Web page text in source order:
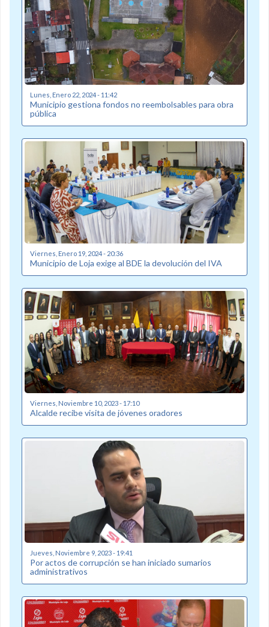
Lunes, Enero 22, 2024 - 11:42
Municipio gestiona fondos no reembolsables para obra
pública
Viernes, Enero 19, 2024 - 20:36
Municipio de Loja exige al BDE la devolución del IVA
Viernes, Noviembre 10, 2023 - 17:10
Alcalde recibe visita de jóvenes oradores
Jueves, Noviembre 9, 2023 - 19:41
Por actos de corrupción se han iniciado sumarios
administrativos